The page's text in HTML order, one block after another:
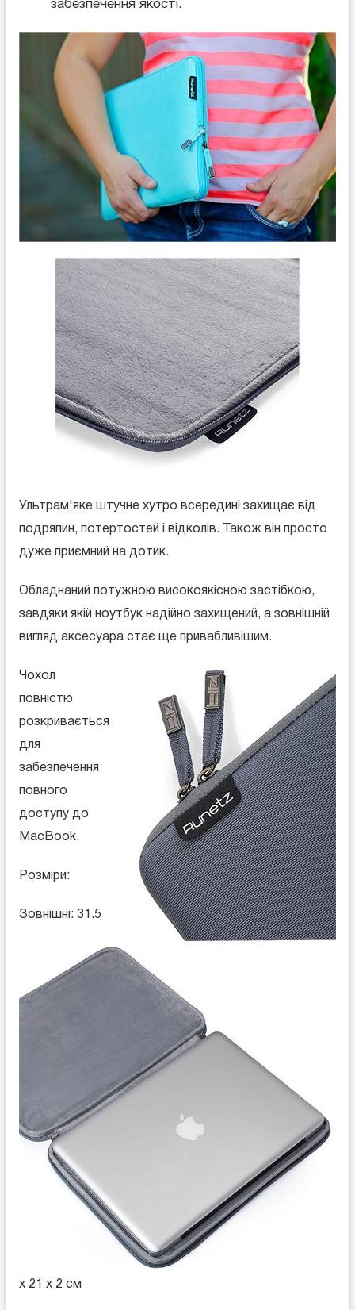
забезпечення якості.
Ультрам'яке штучне хутро всередині захищає від
подряпин, потертостей і відколів. Також він просто
дуже приємний на дотик.
Обладнаний потужною високоякісною застібкою,
завдяки якій ноутбук надійно захищений, а зовнішній
вигляд аксесуара стає ще привабливішим.
Чохол
повністю
розкривається
для
забезпечення
повного
доступу до
MacBook.
Розміри:
Зовнішні: 31.5
x 21 x 2 см